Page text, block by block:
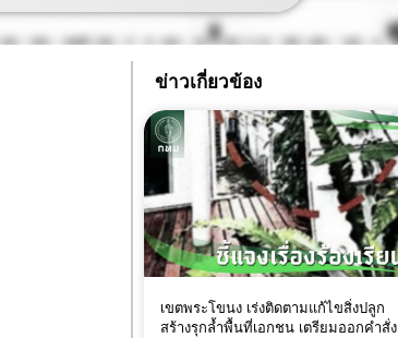
ข่าวเกี่ยวข้อง
เขตพระโขนง เร่งติดตามแก้ไขสิ่งปลูก
สร้างรุกล้ำพื้นที่เอกชน เตรียมออกคำสั่ง